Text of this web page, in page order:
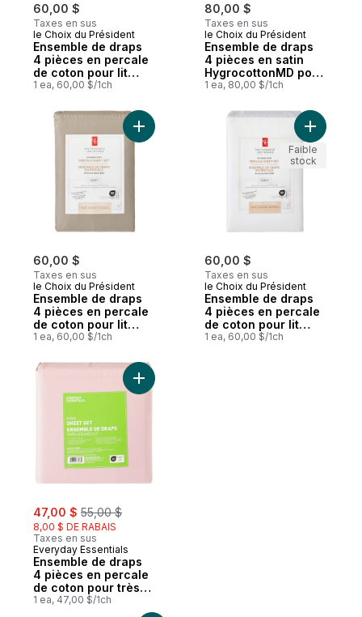
60,00 $
Taxes en sus
le Choix du Président
Ensemble de draps
4 pièces en percale
de coton pour lit
double
1 ea, 60,00 $/1ch
80,00 $
Taxes en sus
le Choix du Président
Ensemble de draps
4 pièces en satin
HygrocottonMD pour
grand lit – bleu ciel
1 ea, 80,00 $/1ch
60,00 $
Taxes en sus
le Choix du Président
Ensemble de draps
4 pièces en percale
de coton pour lit
double
1 ea, 60,00 $/1ch
Ajouter Ensemble de draps 4 pièces en
60,00 $
Taxes en sus
le Choix du Président
Ensemble de draps
4 pièces en percale
de coton pour lit
double
1 ea, 60,00 $/1ch
Ajouter
Faible
stock
sale:
47,00 $ , formerly:
55,00 $
8,00 $ DE RABAIS
Taxes en sus
Everyday Essentials
Ensemble de draps
4 pièces en percale
de coton pour très
grand lit
1 ea, 47,00 $/1ch